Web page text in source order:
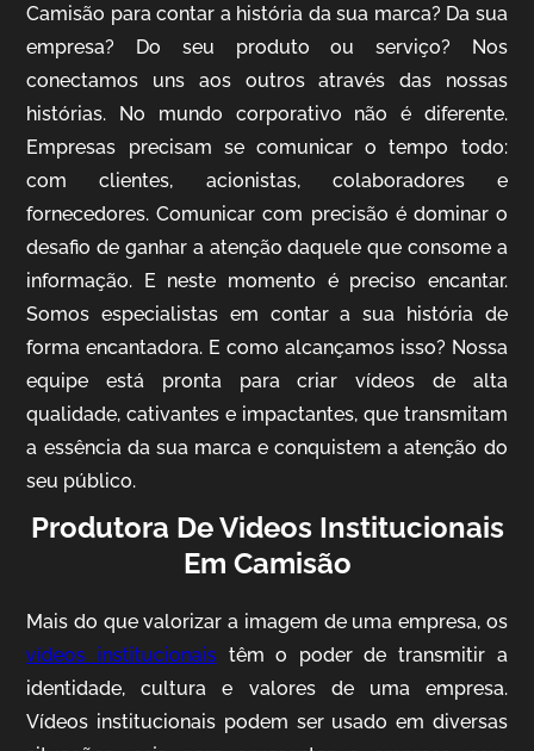
IQVIA
Cobertura de Eventos
Mosaic
Camisão para contar a história da sua marca? Da sua
empresa? Do seu produto ou serviço? Nos
conectamos uns aos outros através das nossas
histórias. No mundo corporativo não é diferente.
Empresas precisam se comunicar o tempo todo:
com clientes, acionistas, colaboradores e
fornecedores. Comunicar com precisão é dominar o
desafio de ganhar a atenção daquele que consome a
informação. E neste momento é preciso encantar.
Somos especialistas em contar a sua história de
forma encantadora. E como alcançamos isso? Nossa
equipe está pronta para criar vídeos de alta
qualidade, cativantes e impactantes, que transmitam
a essência da sua marca e conquistem a atenção do
seu público.
Produtora De Videos Institucionais
Em Camisão
Mais do que valorizar a imagem de uma empresa, os
vídeos institucionais têm o poder de transmitir a
identidade, cultura e valores de uma empresa.
Vídeos institucionais podem ser usado em diversas